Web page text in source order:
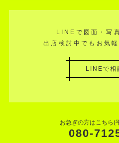
LINEで図面・写
出店検討中でもお気
LINEで相
お急ぎの方はこちら(
080-